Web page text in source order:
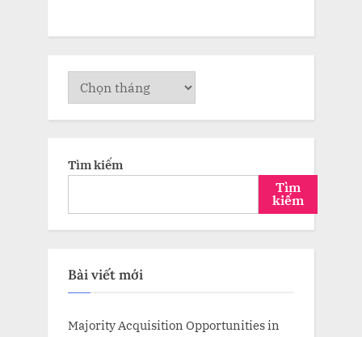
Lưu
trữ
Tìm kiếm
Tìm
kiếm
Bài viết mới
Majority Acquisition Opportunities in